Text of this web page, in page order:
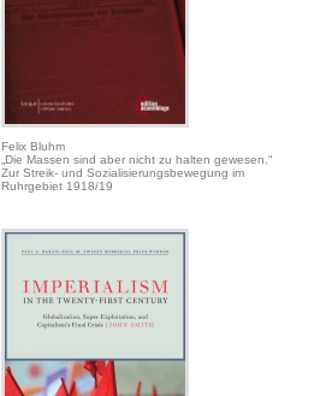
Felix Bluhm
„Die Massen sind aber nicht zu halten gewesen.“
Zur Streik- und Sozialisierungsbewegung im
Ruhrgebiet 1918/19